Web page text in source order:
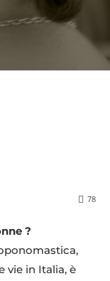
78
?
vie in Italia, è